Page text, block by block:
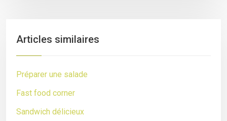
Articles similaires
Préparer une salade
Fast food corner
Sandwich délicieux